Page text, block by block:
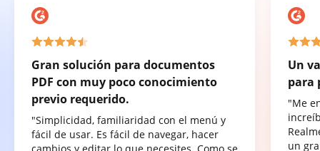
Gran solución para documentos
PDF con muy poco conocimiento
previo requerido.
"Simplicidad, familiaridad con el menú y
fácil de usar. Es fácil de navegar, hacer
cambios y editar lo que necesites. Como se
Un
para
"Me
un